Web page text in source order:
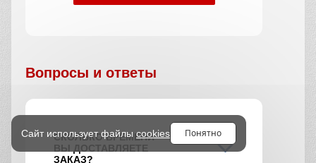
Вопросы и ответы
СКОЛЬКО ВРЕМЕНИ
ВЫ ДОСТАВЛЯЕТЕ
ЗАКАЗ?
Сайт использует файлыcookies Понятно